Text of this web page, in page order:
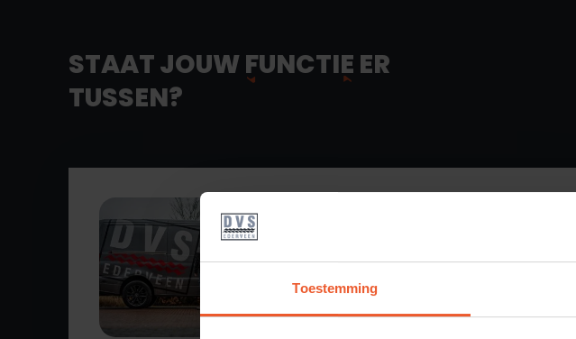
Toestemming
STAAT JOUWFUNCTIE ER
TUSSEN?
VOCHTBESTRIJDING
VACATURE LEZEN